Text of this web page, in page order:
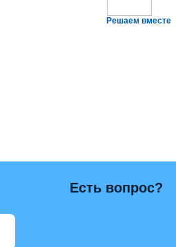
Решаем вместе
Есть вопрос?